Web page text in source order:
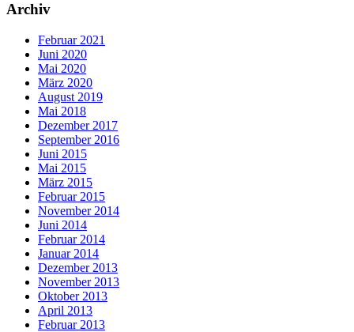
Archiv
Februar 2021
Juni 2020
Mai 2020
März 2020
August 2019
Mai 2018
Dezember 2017
September 2016
Juni 2015
Mai 2015
März 2015
Februar 2015
November 2014
Juni 2014
Februar 2014
Januar 2014
Dezember 2013
November 2013
Oktober 2013
April 2013
Februar 2013